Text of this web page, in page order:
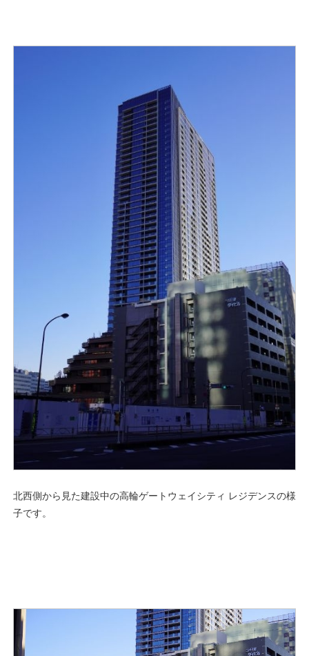
北西側から見た建設中の高輪ゲートウェイシティ レジデンスの様
子です。